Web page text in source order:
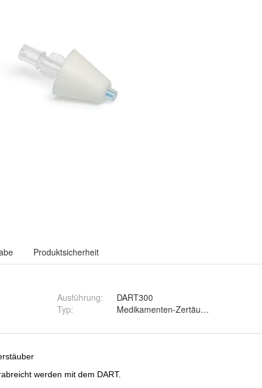
Produktsicherheit
Ausführung:
DART300
Typ: Medikamenten-Zertäuber